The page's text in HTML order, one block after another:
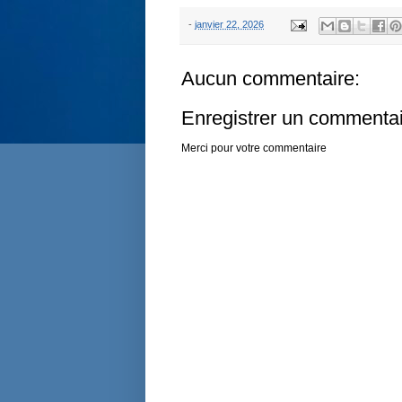
- janvier 22, 2026
Aucun commentaire:
Enregistrer un
Merci pour votre commentaire